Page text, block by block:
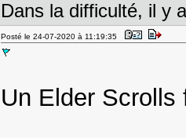
Dans la difficulté, il y
Posté le 24-07-2020 à 11:19:35
Un Elder